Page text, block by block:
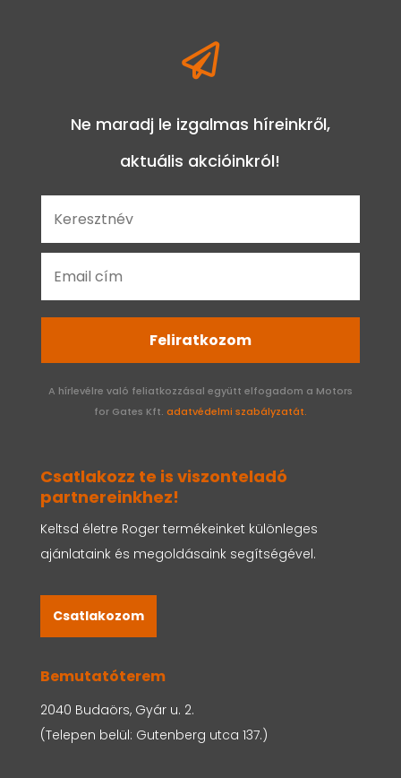

Ne maradj le izgalmas híreinkről,
aktuális akcióinkról!
Feliratkozom
A hírlevélre való feliatkozzásal együtt elfogadom a Motors
for Gates Kft. adatvédelmi szabályzatát.
Csatlakozz te is viszonteladó
partnereinkhez!
Keltsd életre Roger termékeinket különleges
ajánlataink és megoldásaink segítségével.
Csatlakozom
Bemutatóterem
2040 Budaörs, Gyár u. 2.
(Telepen belül: Gutenberg utca 137.)